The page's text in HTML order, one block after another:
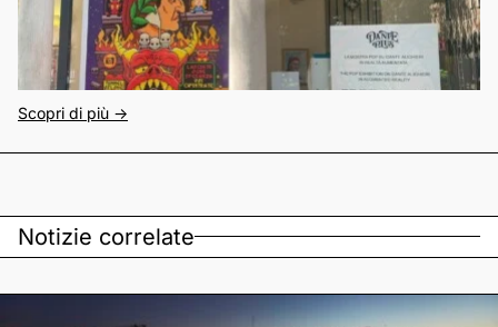
Scopri di più ->
Notizie correlate